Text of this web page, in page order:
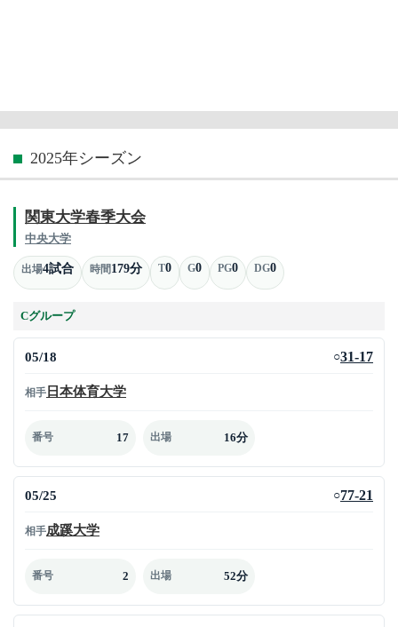
2025年シーズン
関東大学春季大会
中央大学
出場4試合 時間179分 T0 G0 PG0 DG0
Cグループ
05/18 ○31-17
相手 日本体育大学
番号 17 出場 16分
05/25 ○77-21
相手成蹊大学
番号 2 出場 52分